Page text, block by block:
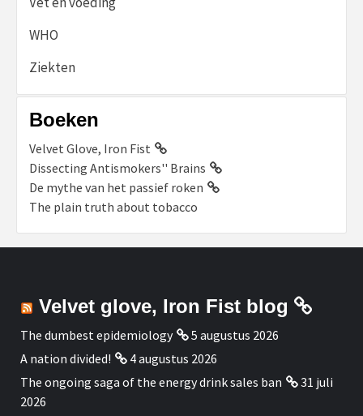
WHO
Ziekten
Boeken
Velvet Glove, Iron Fist
Dissecting Antismokers'' Brains
De mythe van het passief roken
The plain truth about tobacco
Velvet glove, Iron Fist blog
The dumbest epidemiology
5 augustus 2026
A nation divided!
4 augustus 2026
The ongoing saga of the energy drink sales ban
31 juli
2026